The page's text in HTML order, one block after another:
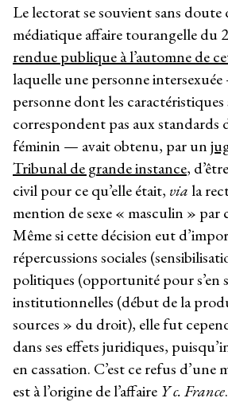
Le lectorat se souvient sans doute
médiatique affaire tourangelle du
rendue publique à l’automne de
laquelle une personne
personne dont les caractéristiques
correspondent pas aux standards
féminin — avait obtenu, par un
Tribunal de grande instance,
civil pour ce qu’elle était, viala
mention de sexe « masculin » par
Même si cette décision eut
répercussions sociales
politiques (opportunité pour s’en
institutionnelles (début de la
sources » du droit), elle fut
dans ses effets juridiques,
en cassation. C’est ce refus
est à l’origine de l’affaire Y c. France.